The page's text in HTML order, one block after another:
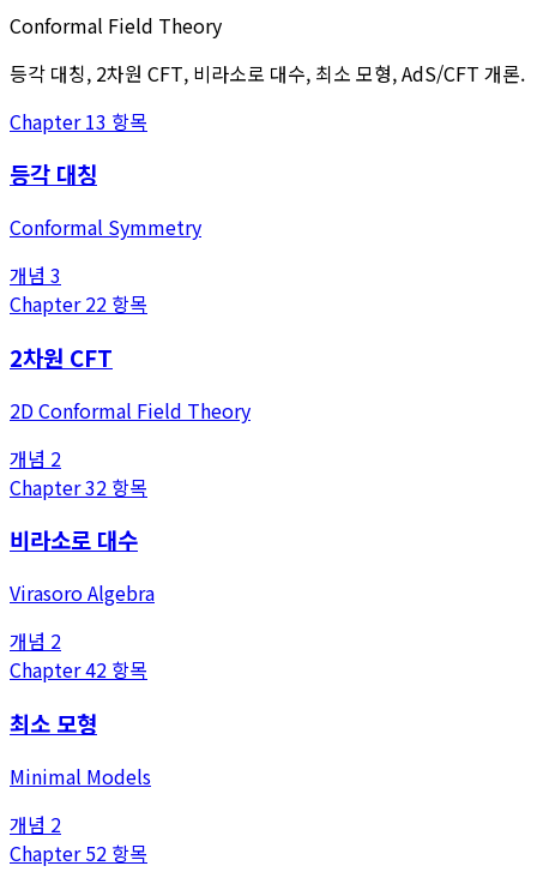
Conformal Field Theory
등각 대칭, 2차원 CFT, 비라소로 대수, 최소 모형, AdS/CFT 개론.
Chapter13 항목
등각 대칭
Conformal Symmetry
개념 3
Chapter22 항목
2차원 CFT
2D Conformal Field Theory
개념 2
Chapter32 항목
비라소로 대수
Virasoro Algebra
개념 2
Chapter42 항목
최소 모형
Minimal Models
개념 2
Chapter52 항목